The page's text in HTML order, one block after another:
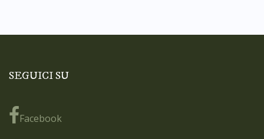
SEGUICI SU
Facebook